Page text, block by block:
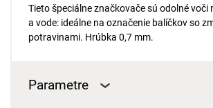
Tieto špeciálne značkovače sú odolné voči
a vode: ideálne na označenie balíčkov so
potravinami. Hrúbka 0,7 mm.
Parametre